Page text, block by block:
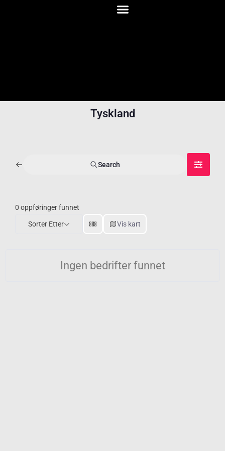
Tyskland
Search
0 oppføringer funnet
Sorter Etter Vis kart
Ingen bedrifter funnet